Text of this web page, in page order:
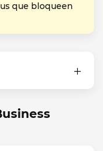
que bloqueen